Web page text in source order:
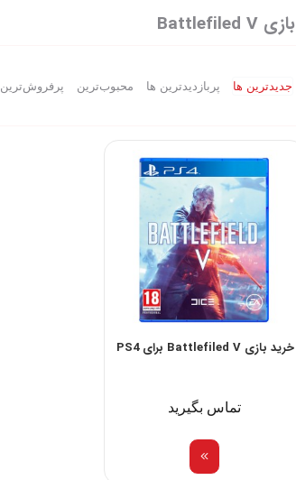
بازی Battlefiled V
جدیدترین ها پربازدیدترین ها محبوب‌‌ترین پرفروش‌ترین
خرید بازی Battlefiled V برای PS4
تماس بگیرید